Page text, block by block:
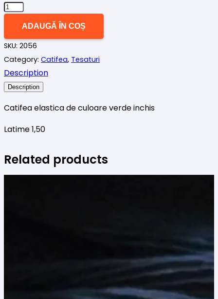
24,00 lei.
Cantitate
verde
inchis
ADAUGĂ ÎN COȘ
SKU: 2056
Category: Catifea, Tesaturi
Description
Description
Catifea elastica de culoare verde inchis
Latime 1,50
Related products